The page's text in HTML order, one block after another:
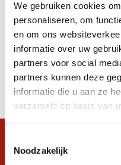
We gebruiken cookies
personaliseren, om
en om ons
informatie over uw
partners voor social
partners kunnen deze
informatie die u aan ze
verzameld op basis van
Noodzakelijk
Apply filters
Filter